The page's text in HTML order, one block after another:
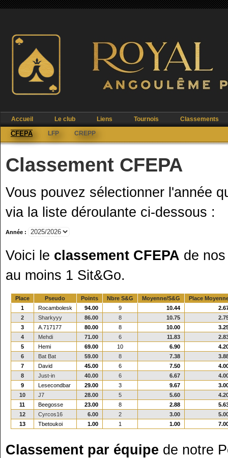
Accueil Le club Liens Tournois Classements
CFEPA LFP CREPP
Classement CFEPA
Vous pouvez sélectionner l'année
via la liste déroulante ci-dessous :
Année :
Voici le classement CFEPA de
au moins 1 Sit&Go.
Place Pseudo Points Nbre S&G Moyenne/S&G
Place
1
Rocambolesk 94.00 9 10.44
2
Sharkyyy 86.00 8 10.75
3
A.717177 80.00 8 10.00
4
Mehdi 71.00 6 11.83
5
Hemi 69.00 10 6.90
6
Bat Bat 59.00 8 7.38
7
David 45.00 6 7.50
8
Just-in 40.00 6 6.67
9
Lesecondbar 29.00 3 9.67
10
J7 28.00 5 5.60
11
Beegosse 23.00 8 2.88
12
Cyrcos16 6.00 2 3.00
13
Tbetoukoi 1.00 1 1.00
Classement par équipe de notre